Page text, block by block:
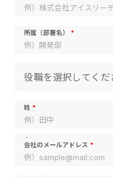
所属（部署名）
姓
名
会社のメールアドレス